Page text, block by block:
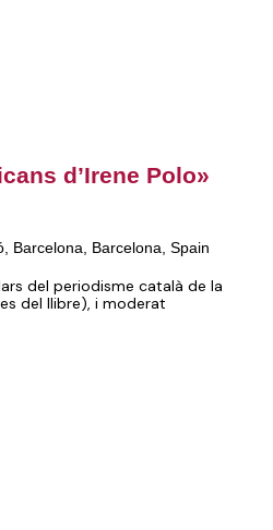
d’Irene Polo»
Barcelona, Barcelona, Spain
del periodisme català de la
del llibre), i moderat